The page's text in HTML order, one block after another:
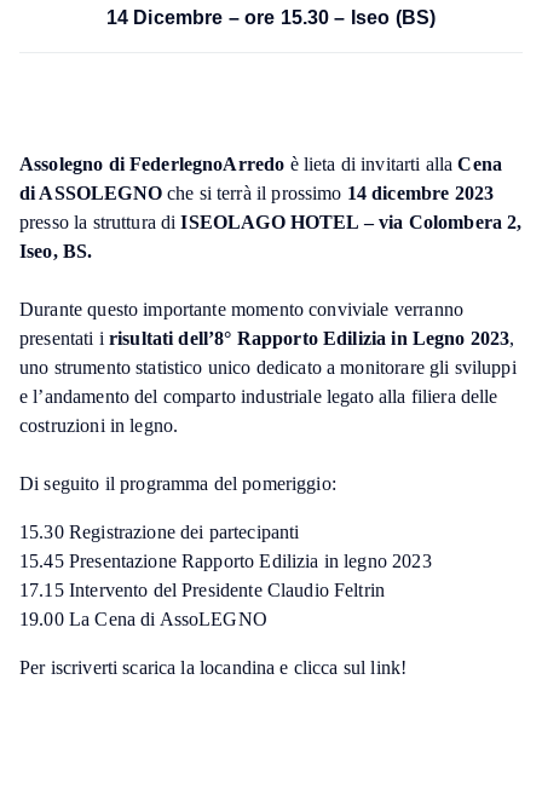
14 Dicembre – ore 15.30 – Iseo (BS)
Assolegno di FederlegnoArredo è lieta di invitarti allaCena
di ASSOLEGNOche si terrà il prossimo 14 dicembre 2023
presso la struttura diISEOLAGO HOTEL – via Colombera 2,
Iseo, BS.
Durante questo importante momento conviviale verranno
presentati i risultati dell’8° Rapporto Edilizia in Legno 2023,
uno strumento statistico unico dedicato a monitorare gli sviluppi
e l’andamento del comparto industriale legato alla filiera delle
costruzioni in legno.
Di seguito il programma del pomeriggio:
15.30 Registrazione dei partecipanti
15.45 Presentazione Rapporto Edilizia in legno 2023
17.15 Intervento del Presidente Claudio Feltrin
19.00 La Cena di AssoLEGNO
Per iscriverti scarica la locandina e clicca sul link!